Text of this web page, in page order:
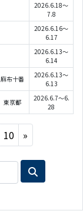
2026.6.18～
7.8
2026.6.16～
6.17
2026.6.13～
6.14
麻布十番
2026.6.13～
6.13
東京都
2026.6.7～6.
28
10 »